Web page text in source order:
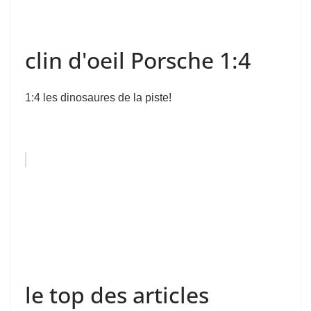
clin d'oeil Porsche 1:4
1:4 les dinosaures de la piste!
le top des articles